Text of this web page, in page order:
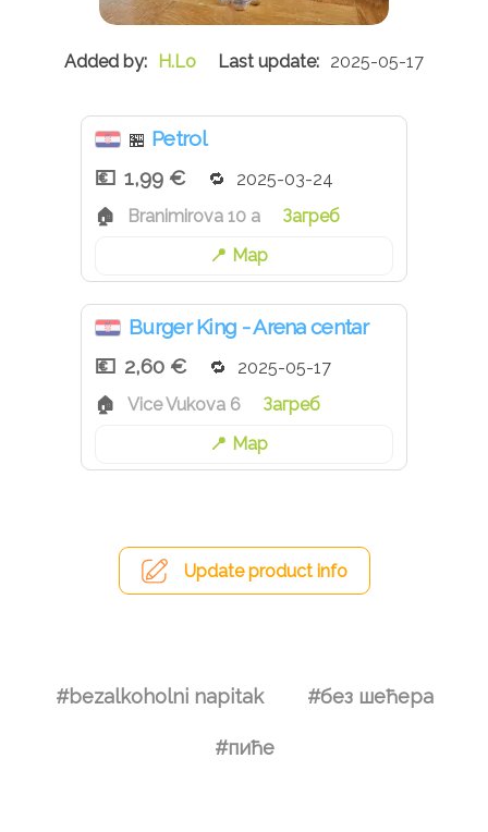
H.Lo 2025-05-17
🏪 Petrol
1,99 €
2025-03-24
Branimirova 10 a
Загреб
Map
Burger King - Arena centar
2,60 €
2025-05-17
Vice Vukova 6
Загреб
Map
Update product info
#bezalkoholni napitak #без шећера
#пиће